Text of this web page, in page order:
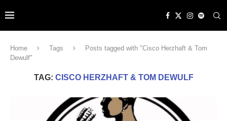
Home Tags
Posts tagged with "Cisco Herzhaft & Tom
Dewulf"
TAG: CISCO HERZHAFT & TOM DEWULF